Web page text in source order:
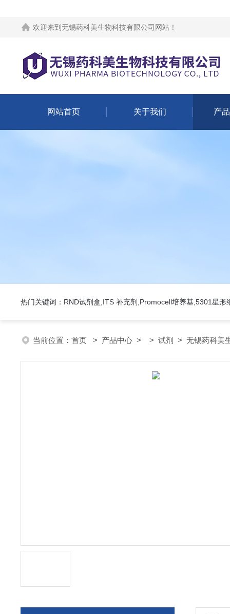
欢迎来到 无锡药科美生物科技有限公司网站 ！
网站首页 关于我们 产
热门关键词：RND试剂盒,ITS 补充剂,Promocell培养基,5301星形
当前位置： 首页 > 产品中心 > > 试剂 > 无锡药科美